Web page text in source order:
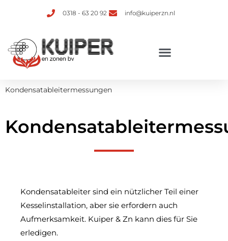
0318 - 63 20 92 info@kuiperzn.nl
Kondensatableitermessungen
Kondensatableiter sind ein nützlicher Teil einer
Kesselinstallation, aber sie erfordern auch
Aufmerksamkeit. Kuiper & Zn kann dies für Sie
erledigen.